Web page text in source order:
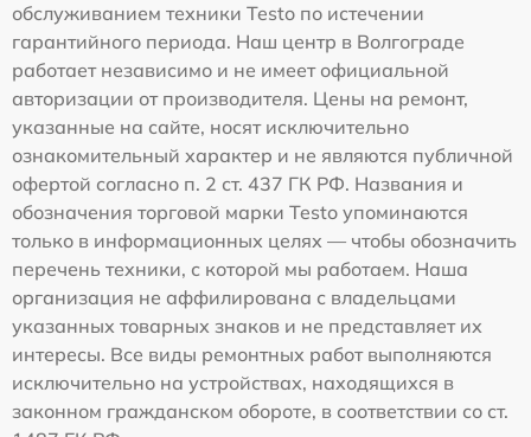
обслуживанием техники Testo по истечении
гарантийного периода. Наш центр в Волгограде
работает независимо и не имеет официальной
авторизации от производителя. Цены на ремонт,
указанные на сайте, носят исключительно
ознакомительный характер и не являются публичной
офертой согласно п. 2 ст. 437 ГК РФ. Названия и
обозначения торговой марки Testo упоминаются
только в информационных целях — чтобы обозначить
перечень техники, с которой мы работаем. Наша
организация не аффилирована с владельцами
указанных товарных знаков и не представляет их
интересы. Все виды ремонтных работ выполняются
исключительно на устройствах, находящихся в
законном гражданском обороте, в соответствии со ст.